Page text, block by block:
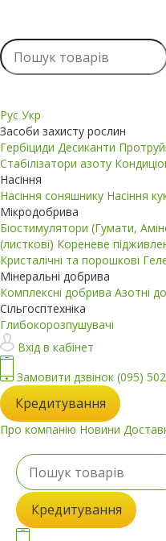
Рус Укр
Засоби захисту рослин
Гербіциди Десиканти
Стабілізатори азоту
Насіння
Насіння соняшнику Насіння
Мікродобрива
Біостимулятори (Гумати,
(листкові) Кореневе
Кристалічні та порошкові
Мінеральні добрива
Комплексні добрива Азотні
Сільгосптехніка
Глибокорозпушувачі
Вхід в кабінет
Замовити дзвінок (095)
Кредитування
Про компанію Новини
Кредитування